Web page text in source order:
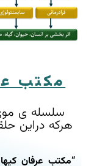
مکتب
سلسله ی
هرکه دراین
“مکتب عرفان